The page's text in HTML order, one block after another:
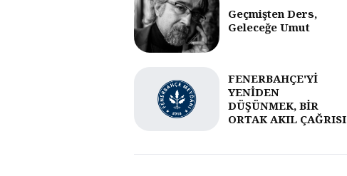
Geçmişten Ders,
Geleceğe Umut
FENERBAHÇE'Yİ
YENİDEN
DÜŞÜNMEK, BİR
ORTAK AKIL ÇAĞRISI